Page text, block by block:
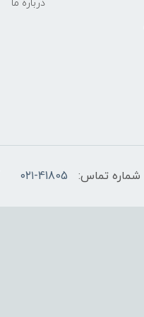
درباره ما
شماره تماس: ۰۲۱-41805